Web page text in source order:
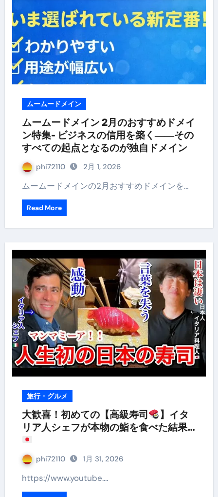
ムームードメイン
ムームードメイン 2月のおすすめドメイ
ン特集- ビジネスの信用を築く――その
すべての起点となるのが独自ドメイン
phi72110 2月 1, 2026
ムームードメインの2月おすすめドメインを…
Read More
旅行・グルメ
大歓喜！初めての【高級寿司
】イタ
リア人シェフが本物の鮨を食べた結果…
phi72110 1月 31, 2026
https://www.youtube.…